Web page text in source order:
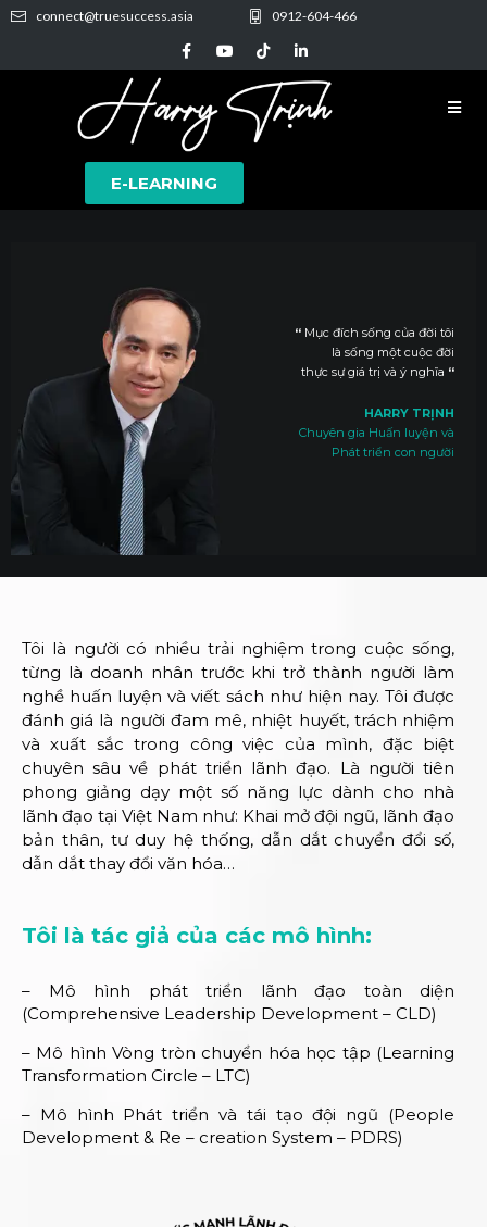
connect@truesuccess.asia 0912-604-466
E-LEARNING
“ Mục đích sống của đời tôi
là sống một cuộc đời
thực sự giá trị và ý nghĩa “
HARRY TRỊNH
Chuyên gia Huấn luyện và
Phát triển con người
Tôi là người có nhiều trải nghiệm trong cuộc sống,
từng là doanh nhân trước khi trở thành người làm
nghề huấn luyện và viết sách như hiện nay. Tôi được
đánh giá là người đam mê, nhiệt huyết, trách nhiệm
và xuất sắc trong công việc của mình, đặc biệt
chuyên sâu về phát triển lãnh đạo. Là người tiên
phong giảng dạy một số năng lực dành cho nhà
lãnh đạo tại Việt Nam như: Khai mở đội ngũ, lãnh đạo
bản thân, tư duy hệ thống, dẫn dắt chuyển đổi số,
dẫn dắt thay đổi văn hóa…
Tôi là tác giả của các mô hình:
– Mô hình phát triển lãnh đạo toàn diện
(Comprehensive Leadership Development – CLD)
– Mô hình Vòng tròn chuyển hóa học tập (Learning
Transformation Circle – LTC)
– Mô hình Phát triển và tái tạo đội ngũ (People
Development & Re – creation System – PDRS)